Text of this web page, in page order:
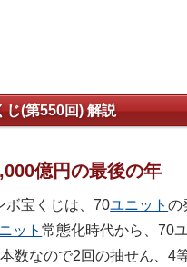
じ(第550回) 解説
億円の最後の年
ボ宝くじは、70ユニットの
ット常態化時代から、70
数なので2回の抽せん、4